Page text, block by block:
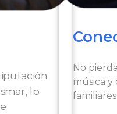
lo
No
música y